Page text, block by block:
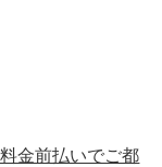
(木)
(木)
金前払いでご都